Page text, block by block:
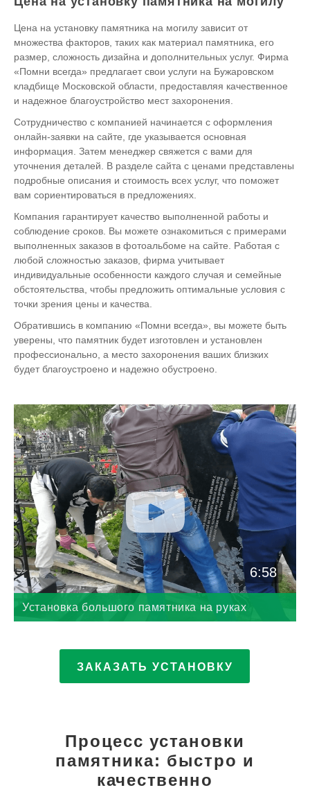
Цена на установку памятника на могилу зависит от
множества факторов, таких как материал памятника, его
размер, сложность дизайна и дополнительных услуг. Фирма
«Помни всегда» предлагает свои услуги на Бужаровском
кладбище Московской области, предоставляя качественное
и надежное благоустройство мест захоронения.
Сотрудничество с компанией начинается с оформления
онлайн-заявки на сайте, где указывается основная
информация. Затем менеджер свяжется с вами для
уточнения деталей. В разделе сайта с ценами представлены
подробные описания и стоимость всех услуг, что поможет
вам сориентироваться в предложениях.
Компания гарантирует качество выполненной работы и
соблюдение сроков. Вы можете ознакомиться с примерами
выполненных заказов в фотоальбоме на сайте. Работая с
любой сложностью заказов, фирма учитывает
индивидуальные особенности каждого случая и семейные
обстоятельства, чтобы предложить оптимальные условия с
точки зрения цены и качества.
Обратившись в компанию «Помни всегда», вы можете быть
уверены, что памятник будет изготовлен и установлен
профессионально, а место захоронения ваших близких
будет благоустроено и надежно обустроено.
6:58
Установка большого памятника на руках
ЗАКАЗАТЬ УСТАНОВКУ
Процесс установки
памятника: быстро и
качественно